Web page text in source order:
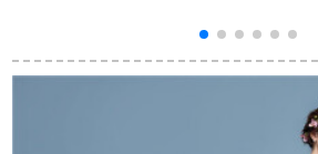
ンドのウェディング
ディングベールマイ
ドサテンのサテン麺
の新型ロマンチック